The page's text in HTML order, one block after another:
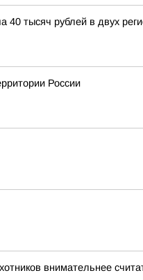
тысяч рублей в двух
России
внимательнее